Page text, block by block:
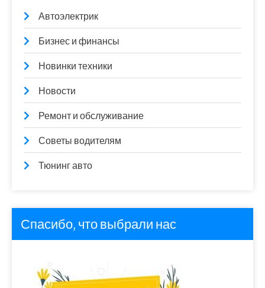
Автоэлектрик
Бизнес и финансы
Новинки техники
Новости
Ремонт и обслуживание
Советы водителям
Тюнинг авто
Спасибо, что выбрали нас